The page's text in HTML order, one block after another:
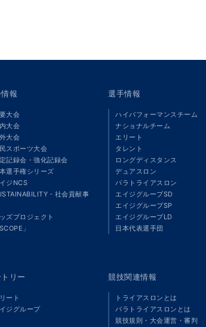
報
大会
大会
大会
スポーツ大会
記録会・強化記録会
選手権シリーズ
ジNCS
・社会貢献事
ズプロジェクト
SCOPE」
選手情報
ハイパフォーマンスチーム
ナショナルチーム
エリート
タレント
ロングディスタンス
デュアスロン
パラトライアスロン
エイジグループSD
エイジグループSP
エイジグループLD
日本代表選手団
リー
ート
ジグループ
競技関連情報
トライアスロンとは
パラトライアスロンとは
競技規則・大会運営・審判